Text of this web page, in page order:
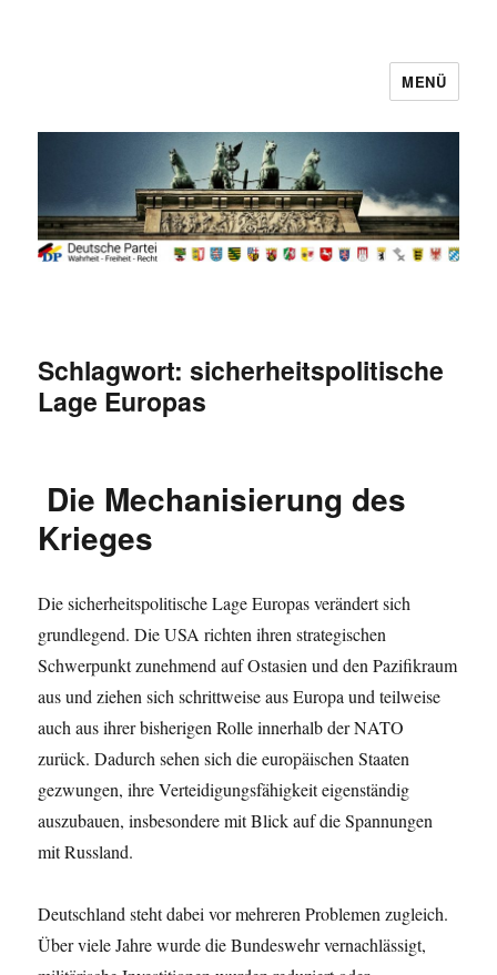
MENÜ
Schlagwort:sicherheitspolitische
Lage Europas
Die Mechanisierung des
Krieges
Die sicherheitspolitische Lage Europas verändert sich
grundlegend. Die USA richten ihren strategischen
Schwerpunkt zunehmend auf Ostasien und den Pazifikraum
aus und ziehen sich schrittweise aus Europa und teilweise
auch aus ihrer bisherigen Rolle innerhalb der NATO
zurück. Dadurch sehen sich die europäischen Staaten
gezwungen, ihre Verteidigungsfähigkeit eigenständig
auszubauen, insbesondere mit Blick auf die Spannungen
mit Russland.
Deutschland steht dabei vor mehreren Problemen zugleich.
Über viele Jahre wurde die Bundeswehr vernachlässigt,